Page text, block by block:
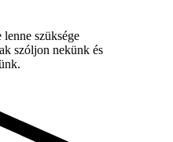
szüksége
szóljon nekünk és